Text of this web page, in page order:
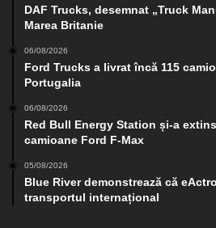
DAF Trucks, desemnat „Truck
Marea Britanie
06/08/2026
Ford Trucks a livrat încă 115
Portugalia
06/08/2026
Red Bull Energy Station și-a
camioane Ford F-Max
05/08/2026
Blue River demonstrează că
transportul internațional